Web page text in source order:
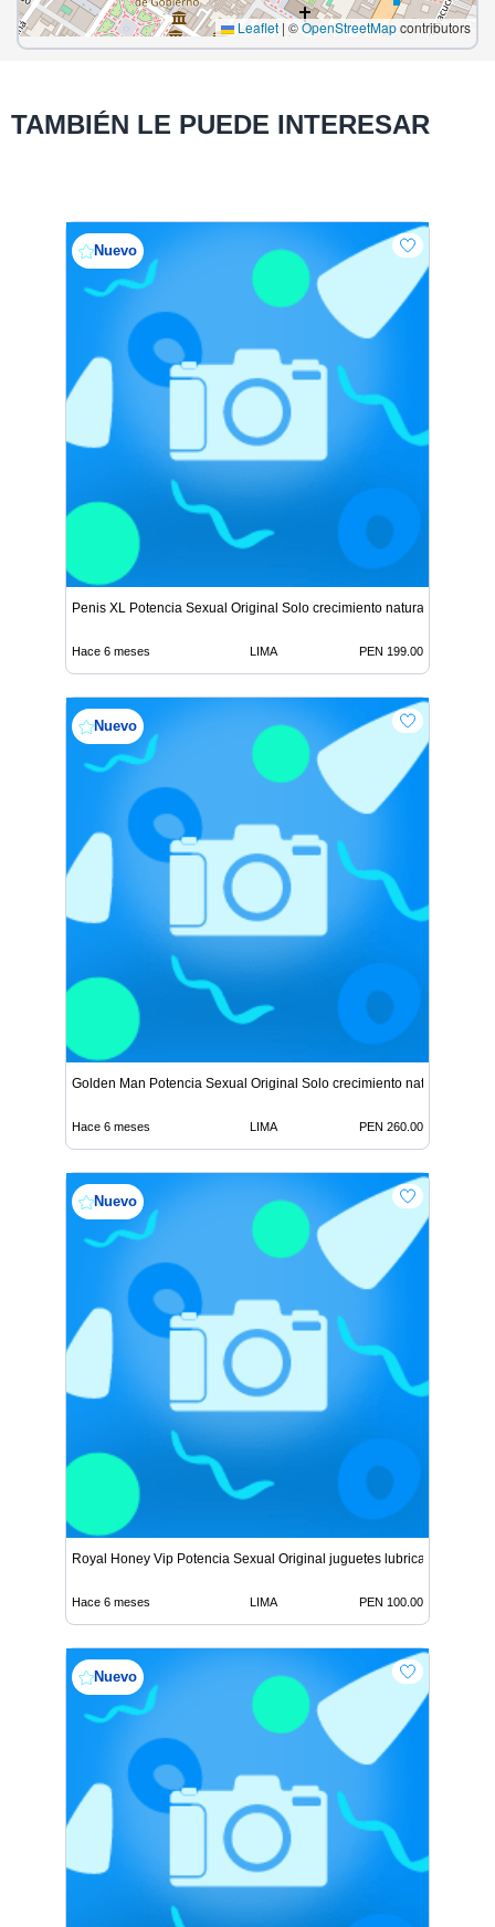
Leaflet | ©OpenStreetMapcontributors
TAMBIÉN LE PUEDE INTERESAR
Nuevo
Penis XL Potencia Sexual Original Solo crecimiento natural
Hace 6 meses LIMA PEN 199.00
Nuevo
Golden Man Potencia Sexual Original Solo crecimiento natural
Hace 6 meses LIMA PEN 260.00
Nuevo
Royal Honey Vip Potencia Sexual Original juguetes lubricant
Hace 6 meses LIMA PEN 100.00
Nuevo